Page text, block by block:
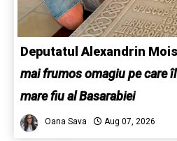
Deputatul Alexandrin
mai frumos omagiu pe care
mare fiu al Basarabiei
Oana Sava Aug 07, 2026